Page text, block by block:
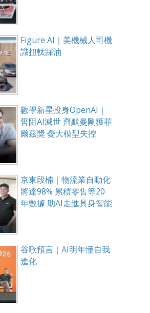
Figure AI｜美機械人司機
識扭軚踩油
數學新星投身OpenAI｜
誓阻AI滅世 齊默曼剛獲菲
爾茲獎 憂大模型失控
京東段楠｜物流業自動化
將達98% 累積零售等20
年數據 助AI走進具身智能
谷歌預言｜AI明年懂自我
進化